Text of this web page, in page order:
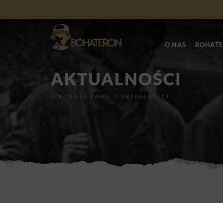
O NAS
AKTUALNOŚCI
STRONA GŁÓWNA -> AKTUALNOŚCI